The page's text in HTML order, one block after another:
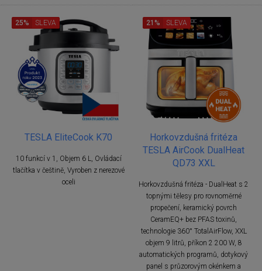
TESLA EliteCook K70
10 funkcí v 1, Objem 6 L, Ovládací
tlačítka v češtině, Vyroben z nerezové
oceli
25% SLEVA
Horkovzdušná fritéza
TESLA AirCook DualHeat
QD73 XXL
Horkovzdušná fritéza - DualHeat s 2
topnými tělesy pro rovnoměrné
propečení, keramický povrch
CeramEQ+ bez PFAS toxinů,
technologie 360° TotalAirFlow, XXL
objem 9 litrů, příkon 2 200 W, 8
automatických programů, dotykový
panel s průzorovým okénkem a
21% SLEVA